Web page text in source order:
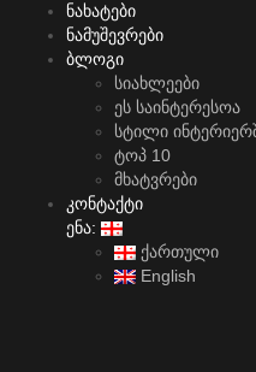
ნახატები
ნამუშევრები
ბლოგი
სიახლეები
ეს საინტერესოა
სტილი
ტოპ 10
მხატვრები
კონტაქტი
ენა:
ქართული
English